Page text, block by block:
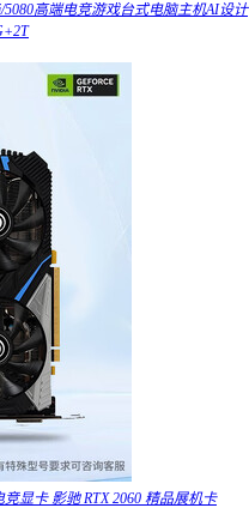
5080高端电竞游戏台式电脑主机AI设计
竞显卡 影驰 RTX 2060 精品展机卡